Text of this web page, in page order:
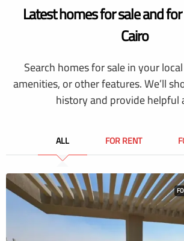
Latest homes for sale and
Cairo
Search homes for sale in your
amenities, or other features. We’ll
history and provide helpful
ALL FOR RENT